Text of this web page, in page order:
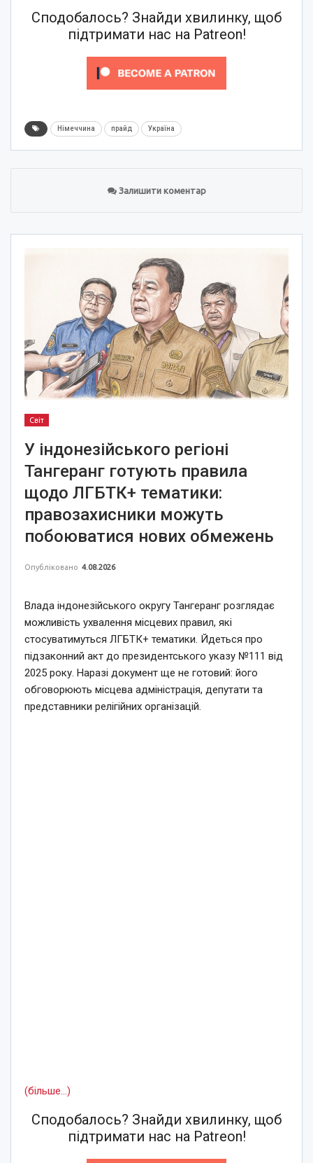
Сподобалось? Знайди хвилинку, щоб
підтримати нас на Patreon!
Німеччина прайд Україна
Залишити коментар
Світ
У індонезійського регіоні
Тангеранг готують правила
щодо ЛГБТК+ тематики:
правозахисники можуть
побоюватися нових обмежень
Опубліковано 4.08.2026
Влада індонезійського округу Тангеранг розглядає
можливість ухвалення місцевих правил, які
стосуватимуться ЛГБТК+ тематики. Йдеться про
підзаконний акт до президентського указу №111 від
2025 року. Наразі документ ще не готовий: його
обговорюють місцева адміністрація, депутати та
представники релігійних організацій.
(більше…)
Сподобалось? Знайди хвилинку, щоб
підтримати нас на Patreon!